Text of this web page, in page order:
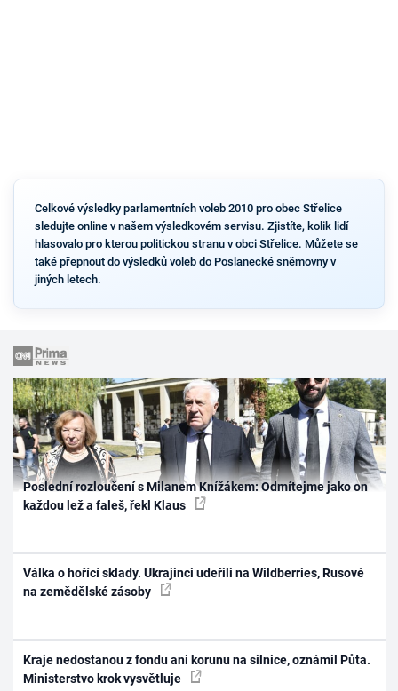
Celkové výsledky parlamentních voleb 2010 pro obec Střelice
sledujte online v našem výsledkovém servisu. Zjistíte, kolik lidí
hlasovalo pro kterou politickou stranu v obci Střelice. Můžete se
také přepnout do výsledků voleb do Poslanecké sněmovny v
jiných letech.
Poslední rozloučení s Milanem Knížákem: Odmítejme jako on
každou lež a faleš, řekl Klaus
Válka o hořící sklady. Ukrajinci udeřili na Wildberries, Rusové
na zemědělské zásoby
Kraje nedostanou z fondu ani korunu na silnice, oznámil Půta.
Ministerstvo krok vysvětluje